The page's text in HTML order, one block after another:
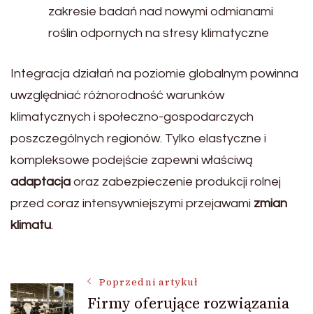
zakresie badań nad nowymi odmianami
roślin odpornych na stresy klimatyczne
Integracja działań na poziomie globalnym powinna
uwzględniać różnorodność warunków
klimatycznych i społeczno-gospodarczych
poszczególnych regionów. Tylko elastyczne i
kompleksowe podejście zapewni właściwą
adaptacja oraz zabezpieczenie produkcji rolnej
przed coraz intensywniejszymi przejawami zmian
klimatu.
NawigacjaPoprzedni artykuł
Firmy oferujące rozwiązania